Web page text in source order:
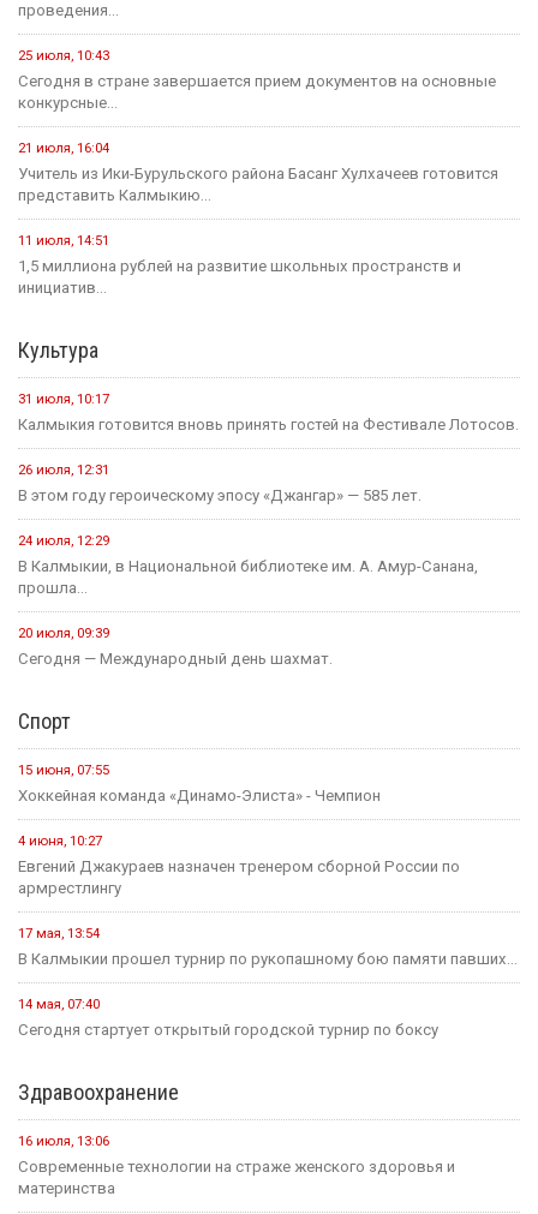
проведения...
25 июля, 10:43
Сегодня в стране завершается прием документов на основные
конкурсные...
21 июля, 16:04
Учитель из Ики-Бурульского района Басанг Хулхачеев готовится
представить Калмыкию...
11 июля, 14:51
1,5 миллиона рублей на развитие школьных пространств и
инициатив...
Культура
31 июля, 10:17
Калмыкия готовится вновь принять гостей на Фестивале Лотосов.
26 июля, 12:31
В этом году героическому эпосу «Джангар» — 585 лет.
24 июля, 12:29
В Калмыкии, в Национальной библиотеке им. А. Амур-Санана,
прошла...
20 июля, 09:39
Сегодня — Международный день шахмат.
Спорт
15 июня, 07:55
Хоккейная команда «Динамо-Элиста» - Чемпион
4 июня, 10:27
Евгений Джакураев назначен тренером сборной России по
армрестлингу
17 мая, 13:54
В Калмыкии прошел турнир по рукопашному бою памяти павших...
14 мая, 07:40
Сегодня стартует открытый городской турнир по боксу
Здравоохранение
16 июля, 13:06
Современные технологии на страже женского здоровья и
материнства